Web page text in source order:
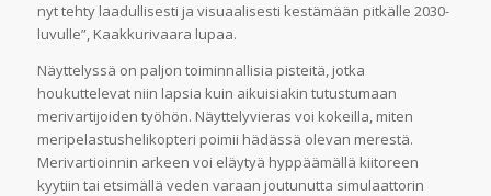
nyt tehty laadullisesti ja visuaalisesti kestämään pitkälle 2030-
luvulle”, Kaakkurivaara lupaa.
Näyttelyssä on paljon toiminnallisia pisteitä, jotka
houkuttelevat niin lapsia kuin aikuisiakin tutustumaan
merivartijoiden työhön. Näyttelyvieras voi kokeilla, miten
meripelastushelikopteri poimii hädässä olevan merestä.
Merivartioinnin arkeen voi eläytyä hyppäämällä kiitoreen
kyytiin tai etsimällä veden varaan joutunutta simulaattorin